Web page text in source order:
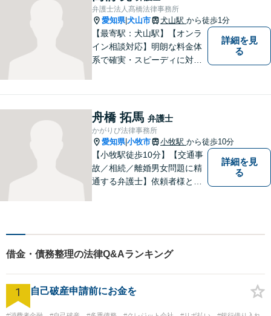
弁護士法人髙橋法律事務所
愛知県|犬山市 犬山駅 から徒歩1分
【最寄駅：犬山駅】【オンラ
イン相談対応】明朗な料金体
系で確実・スピーディに対応
に対応します。【初回相談無
料】法律トラブルでお悩みの
方は、お気軽にご相談くださ
い。
詳細を見
る
舟橋 拓馬 弁護士
かがりび法律事務所
愛知県|小牧市 小牧駅 から徒歩10分
【小牧駅徒歩10分】【交通事
故／相続／離婚男女問題に精
通する弁護士】依頼者様との
分かりやすい説明を心がけま
す。お気軽にご相談くださ
い！
詳細を見
る
借金・債務整理の法律Q&Aランキング
1 自己破産申請前にお金を